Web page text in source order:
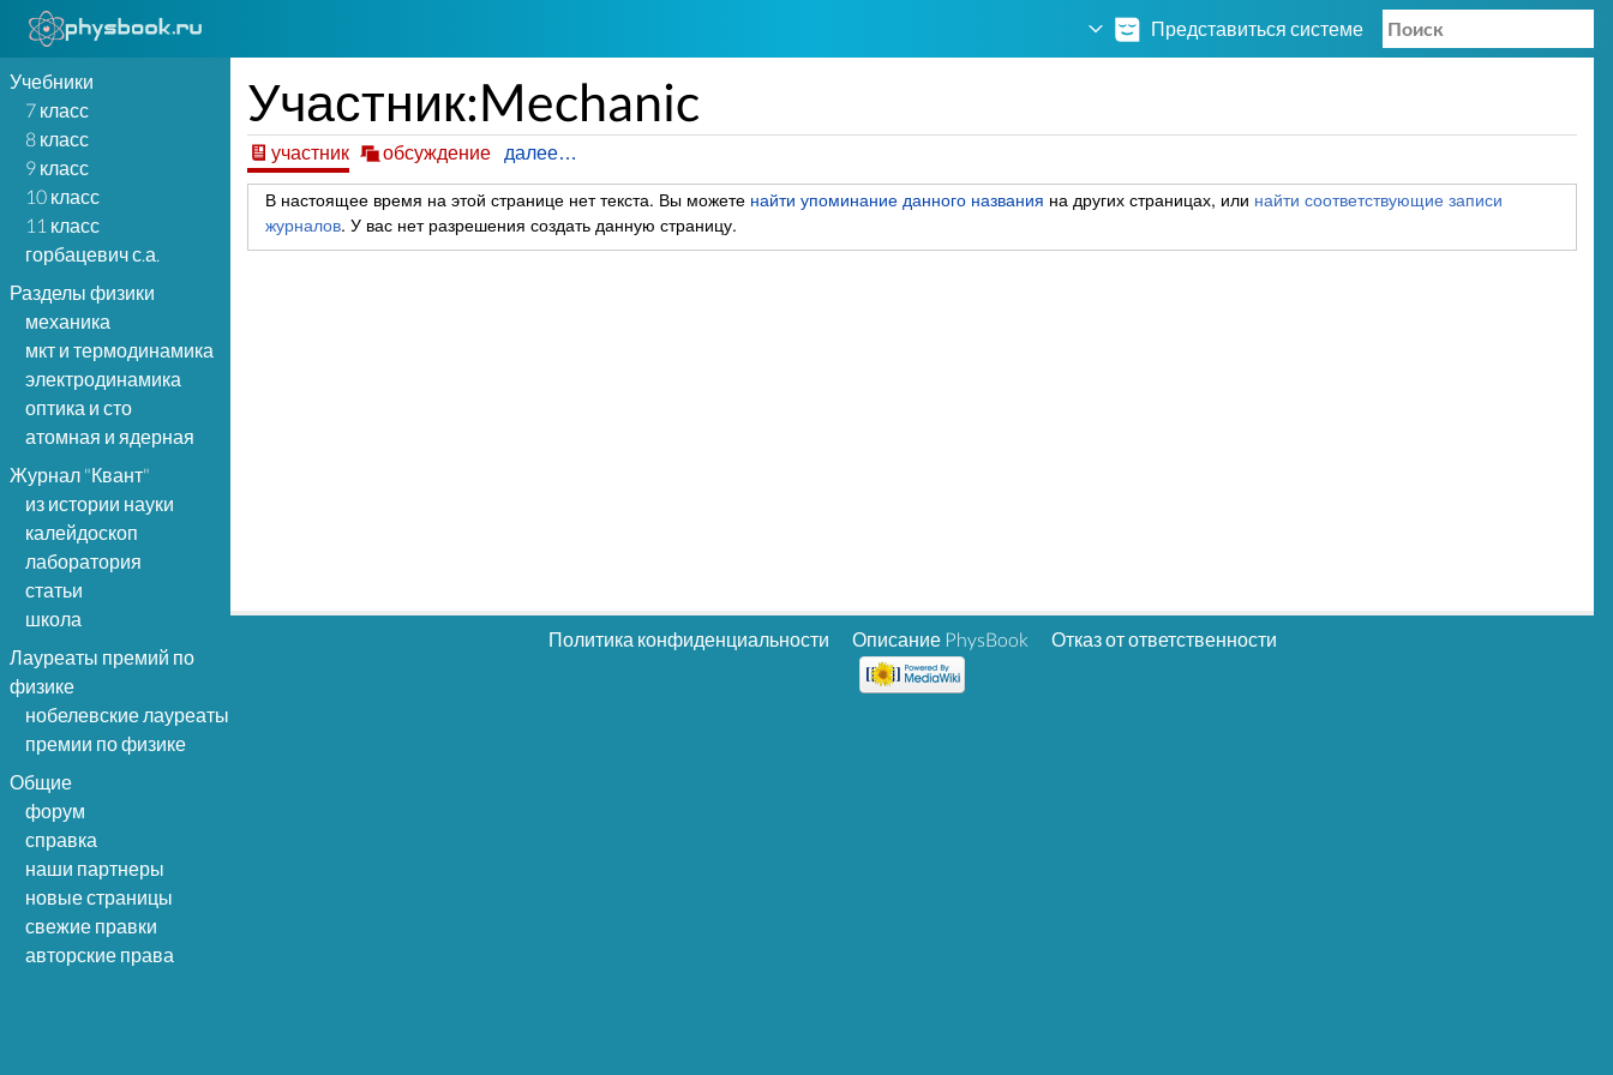
Представиться системе
Учебники
7 класс
8 класс
9 класс
10 класс
11 класс
горбацевич с.а.
Разделы физики
механика
мкт и термодинамика
электродинамика
оптика и сто
атомная и ядерная
Журнал "Квант"
из истории науки
калейдоскоп
лаборатория
статьи
школа
Лауреаты премий по
физике
нобелевские лауреаты
премии по физике
Общие
форум
справка
наши партнеры
новые страницы
свежие правки
авторские права
Участник:Mechanic
участник обсуждение далее…
В настоящее время на этой странице нет текста. Вы можете найти упоминание данного названия на других страницах, или найти соответствующие записи
журналов. У вас нет разрешения создать данную страницу.
Политика конфиденциальности Описание PhysBook Отказ от ответственности